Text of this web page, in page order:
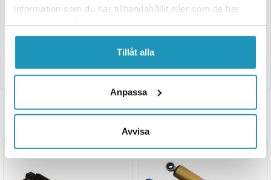
information som du har tillhandahållit eller som de har
Tillåt alla
Anpassa
Avvisa
Spørsmål og svar
Innbetaling
UNIVERSAL UNIVERSAL